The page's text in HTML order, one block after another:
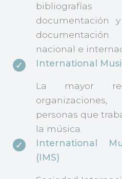
documentación
nacional e
International
La mayor
personas que
la música.
International
(IMS)